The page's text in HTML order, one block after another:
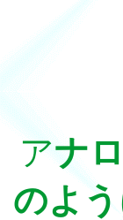
アナ
のよ